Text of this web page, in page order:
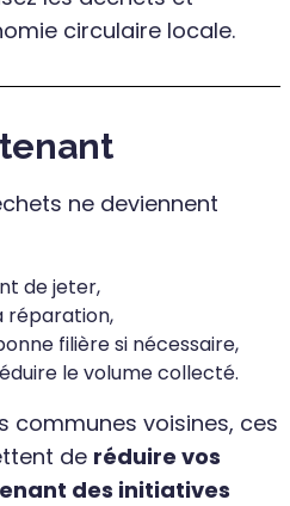
circulaire locale.
ne deviennent
de jeter,
réparation,
filière si nécessaire,
le volume collecté.
communes voisines, ces
de réduire vos
des initiatives